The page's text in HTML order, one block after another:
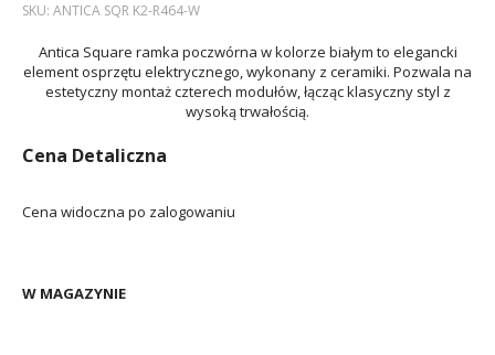
SKU: ANTICA SQR K2-R464-W
Antica Square ramka poczwórna w kolorze białym to elegancki
element osprzętu elektrycznego, wykonany z ceramiki. Pozwala na
estetyczny montaż czterech modułów, łącząc klasyczny styl z
wysoką trwałością.
Cena Detaliczna
Cena widoczna po zalogowaniu
W MAGAZYNIE